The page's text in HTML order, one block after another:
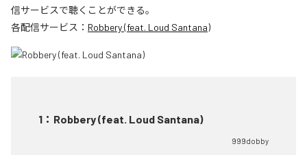
信サービスで聴くことができる。
各配信サービス： Robbery (feat. Loud Santana)
1 ： Robbery (feat. Loud Santana)
999dobby